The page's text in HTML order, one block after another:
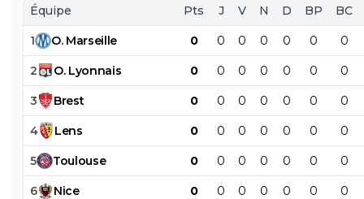
Équipe Pts J V N D BP BC
1 O. Marseille 0 0 0 0 0 0 0
2 O. Lyonnais 0 0 0 0 0 0 0
3 Brest 0 0 0 0 0 0 0
4 Lens 0 0 0 0 0 0 0
5 Toulouse 0 0 0 0 0 0 0
6 Nice 0 0 0 0 0 0 0